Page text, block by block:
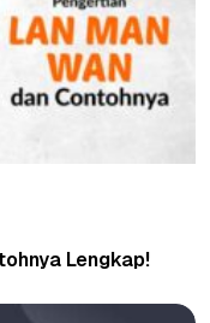
Lengkap!